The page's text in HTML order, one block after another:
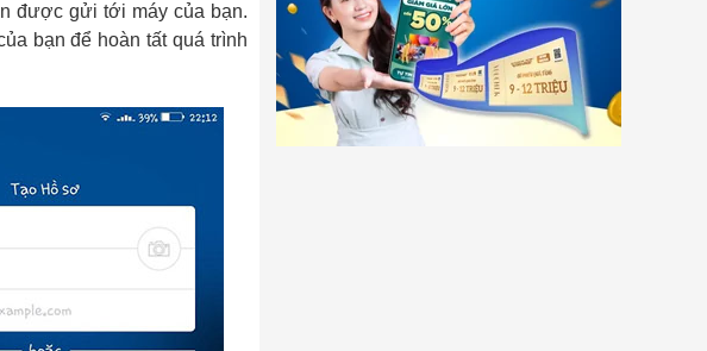
được gửi tới máy của bạn.
bạn để hoàn tất quá trình